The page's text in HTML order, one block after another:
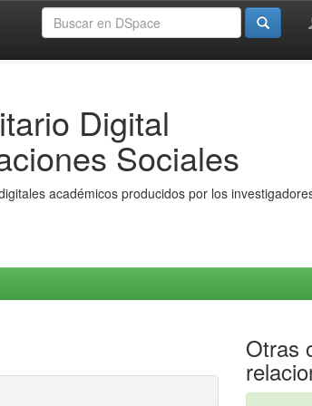
Digital
Sociales
académicos producidos por los
Otras